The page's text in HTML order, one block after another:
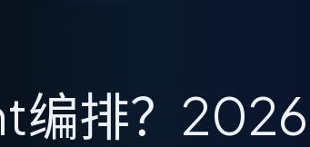
编排？